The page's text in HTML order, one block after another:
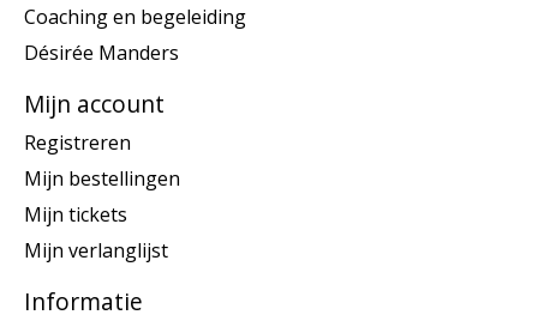
Coaching en begeleiding
Désirée Manders
Mijn account
Registreren
Mijn bestellingen
Mijn tickets
Mijn verlanglijst
Informatie